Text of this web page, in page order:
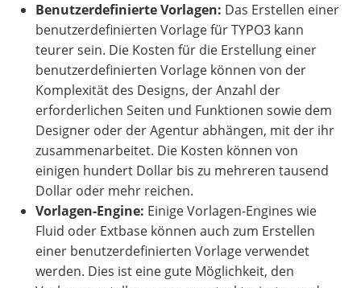
Benutzerdefinierte Vorlagen: Das Erstellen einer
benutzerdefinierten Vorlage für TYPO3 kann
teurer sein. Die Kosten für die Erstellung einer
benutzerdefinierten Vorlage können von der
Komplexität des Designs, der Anzahl der
erforderlichen Seiten und Funktionen sowie dem
Designer oder der Agentur abhängen, mit der ihr
zusammenarbeitet. Die Kosten können von
einigen hundert Dollar bis zu mehreren tausend
Dollar oder mehr reichen.
Vorlagen-Engine: Einige Vorlagen-Engines wie
Fluid oder Extbase können auch zum Erstellen
einer benutzerdefinierten Vorlage verwendet
werden. Dies ist eine gute Möglichkeit, den